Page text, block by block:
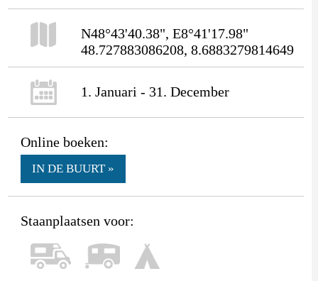
N48°43'40.38", E8°41'17.98"
48.727883086208, 8.6883279814649
1. Januari - 31. December
Online boeken:
IN DE BUURT »
Staanplaatsen voor: